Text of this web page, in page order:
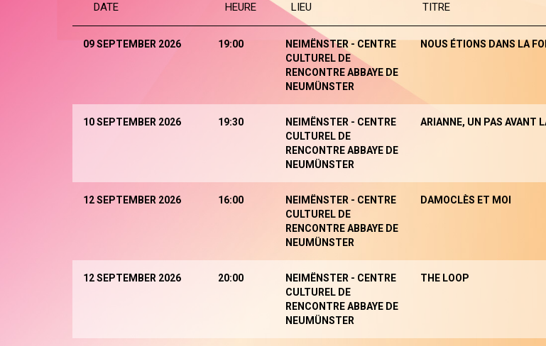
DATE HEURE LIEU TITRE
09 SEPTEMBER 2026 19:00
NEIMËNSTER - CENTRE
CULTUREL DE
RENCONTRE ABBAYE DE
NEUMÜNSTER
NOUS ÉTIONS DANS LA
10 SEPTEMBER 2026 19:30
NEIMËNSTER - CENTRE
CULTUREL DE
RENCONTRE ABBAYE DE
NEUMÜNSTER
ARIANNE, UN PAS AVANT
12 SEPTEMBER 2026 16:00
NEIMËNSTER - CENTRE
CULTUREL DE
RENCONTRE ABBAYE DE
NEUMÜNSTER
DAMOCLÈS ET MOI
12 SEPTEMBER 2026 20:00
NEIMËNSTER - CENTRE
CULTUREL DE
RENCONTRE ABBAYE DE
NEUMÜNSTER
THE LOOP